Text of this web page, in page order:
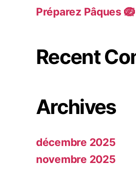
Préparez Pâques 🪺
Recent
Archives
décembre 2025
novembre 2025